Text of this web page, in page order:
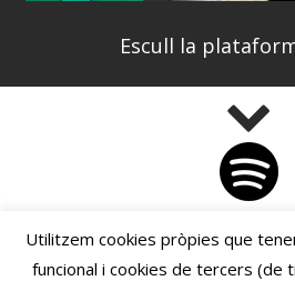
Escull la
Spotify
Utilitzem cookies pròpies que
funcional i cookies de tercers (de